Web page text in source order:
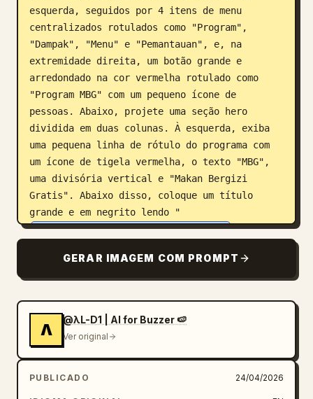
esquerda, seguidos por 4 itens de menu
centralizados rotulados como "Program",
"Dampak", "Menu" e "Pemantauan", e, na
extremidade direita, um botão grande e
arredondado na cor vermelha rotulado como
"Program MBG" com um pequeno ícone de
pessoas. Abaixo, projete uma seção hero
dividida em duas colunas. À esquerda, exiba
uma pequena linha de rótulo do programa com
um ícone de tigela vermelha, o texto "MBG",
uma divisória vertical e "Makan Bergizi
Gratis". Abaixo disso, coloque um título
grande e em negrito lendo "
Makan Bergizi, Anak Indonesia Kuat " em azul
um parágrafo curto em indonésio abaixo:
"Program MBG mendukung gizi harian siswa SD
sekolah, dan laporan dampak yang transparan."
Em seguida, coloque 2 botões de chamada para
ação lado a lado: um botão vermelho sólido
rotulado como "Lihat Dampak" com uma seta
para a direita, e um botão branco com borda
GERAR IMAGEM COM PROMPT
Λ
@λL-D1 | AI for Buzzer 🍉
Ver original
PUBLICADO 24/04/2026